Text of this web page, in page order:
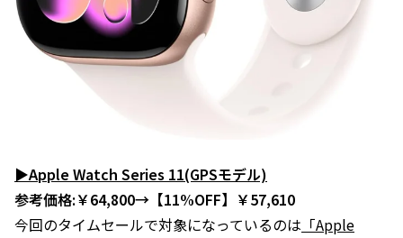
▶Apple Watch Series 11(GPSモデル)
参考価格:￥64,800→【11%OFF】￥57,610
今回のタイムセールで対象になっているのは 「Apple